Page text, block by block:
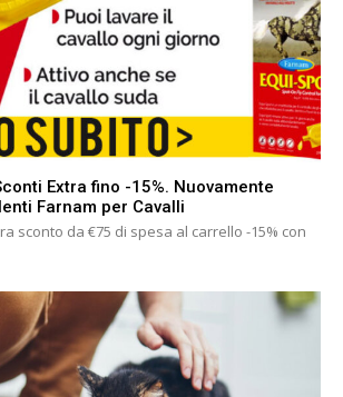
Extra fino -15%. Nuovamente
Farnam per Cavalli
sconto da €75 di spesa al carrello -15% con